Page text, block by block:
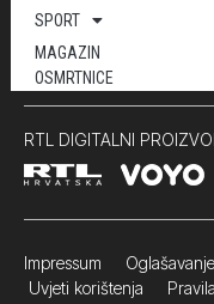
SPORT
MAGAZIN
OSMRTNICE
RTL DIGITALNI
Impressum
Uvjeti korištenja